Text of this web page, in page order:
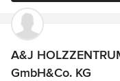
A&J
GmbH&Co. KG